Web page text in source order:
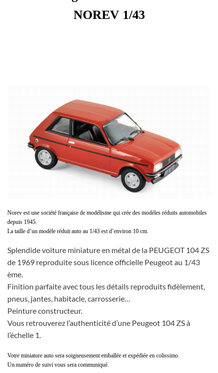
NOREV 1/43
Norev est une société française de modélisme qui crée des modèles réduits automobiles
depuis 1945.
La taille d’un modèle réduit auto au 1/43 est d’environ 10 cm.
Splendide voiture miniature en métal de la PEUGEOT 104 ZS
de 1969 reproduite sous licence officielle Peugeot au 1/43
ème.
Finition parfaite avec tous les détails reproduits fidèlement,
pneus, jantes, habitacle, carrosserie…
Peinture constructeur.
Vous retrouverez l’authenticité d’une Peugeot 104 ZS à
l’échelle 1.
Votre miniature auto sera soigneusement emballée et expédiée en colissimo.
Un numéro de suivi vous sera communiqué.